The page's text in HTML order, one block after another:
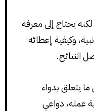
يحتاج إلى معرفة
وكيفية إعطائه
النتائج.
يتعلق بدواء
عمله، دواعي